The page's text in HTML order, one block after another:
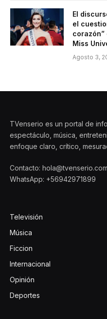
El
el
Miss
Agosto 3,
TVenserio es un portal de
espectáculo, música,
enfoque claro, crítico,
Contacto: hola@tvenserio.com
WhatsApp: +56942971899
Televisión
Música
Ficcion
Internacional
Opinión
Deportes